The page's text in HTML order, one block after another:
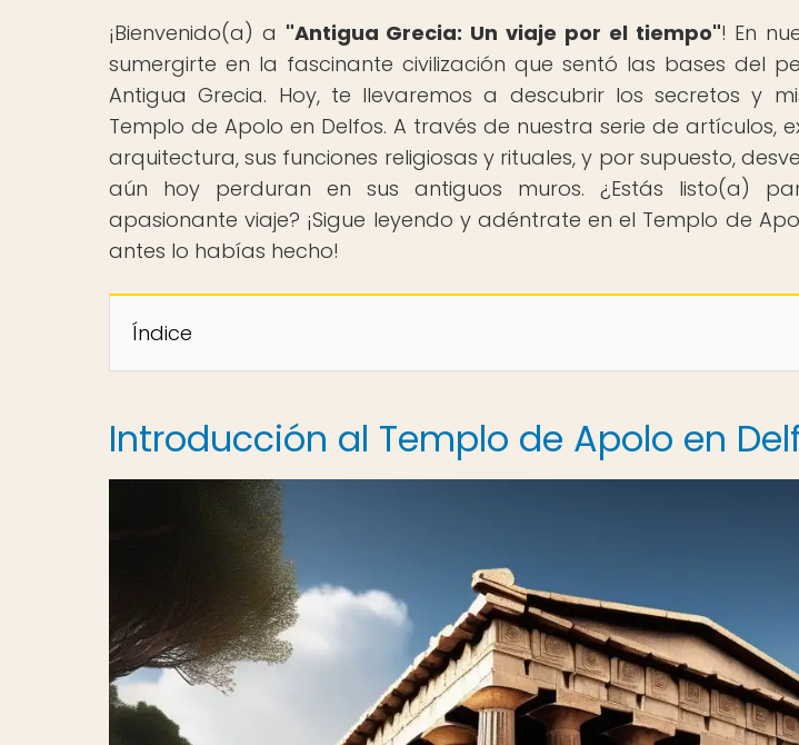
¡Bienvenido(a) a "Antigua Grecia: Un viaje por el tiempo"! En
sumergirte en la fascinante civilización que sentó las bases del
Antigua Grecia. Hoy, te llevaremos a descubrir los secretos y
Templo de Apolo en Delfos. A través de nuestra serie de artículos,
arquitectura, sus funciones religiosas y rituales, y por supuesto,
aún hoy perduran en sus antiguos muros. ¿Estás listo(a)
apasionante viaje? ¡Sigue leyendo y adéntrate en el Templo de
antes lo habías hecho!
Índice
Introducción al Templo de Apolo en